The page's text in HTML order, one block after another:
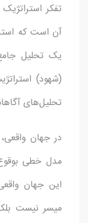
تفکر
آن است که
یک تحلیل
(شهود)
تحلیل‌های
در جهان
مدل خطی
این جهان
میسر نیست